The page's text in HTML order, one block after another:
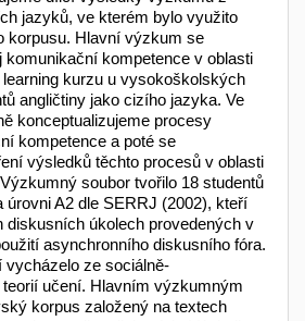
jazyků, ve kterém bylo využito
korpusu. Hlavní výzkum se
komunikační kompetence v oblasti
kurzu u vysokoškolských
angličtiny jako cizího jazyka. Ve
konceptualizujeme procesy
kompetence a poté se
výsledků těchto procesů v oblasti
soubor tvořilo 18 studentů
úrovni A2 dle SERRJ (2002), kteří
diskusních úkolech provedených v
asynchronního diskusního fóra.
vycházelo ze sociálně-
učení. Hlavním výzkumným
korpus založený na textech